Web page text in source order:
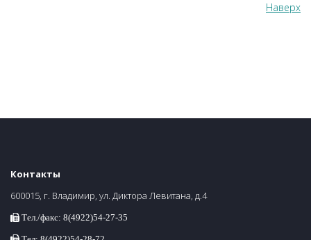
Наверх
Контакты
600015, г. Владимир, ул. Диктора Левитана, д.4
Тел./факс: 8(4922)54-27-35